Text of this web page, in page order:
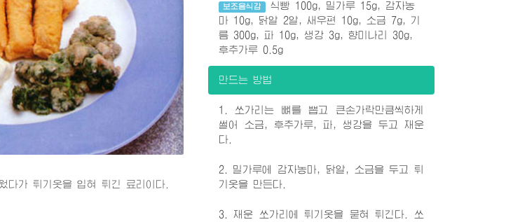
가 튀기옷을 입혀 튀긴 료리이다.
보조음식감
식빵 100g, 밀가루 15g, 감자농
마 10g, 닭알 2알, 새우편 10g, 소금 7g, 기
름 300g, 파 10g, 생강 3g, 향미나리 30g,
후추가루 0.5g
만드는 방법
1. 쏘가리는 뼈를 뽑고 큰손가락만큼씩하게
썰어 소금, 후추가루, 파, 생강을 두고 재운
다.
2. 밀가루에 감자농마, 닭알, 소금을 두고 튀
기옷을 만든다.
3. 재운 쏘가리에 튀기옷을 묻혀 튀긴다. 쏘